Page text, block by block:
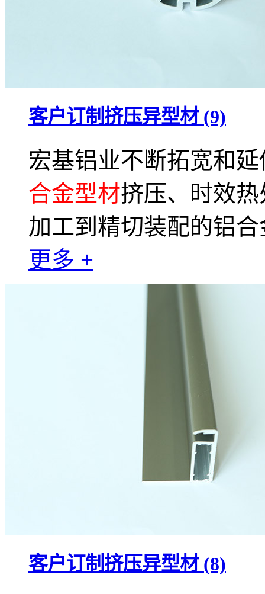
客户订制挤压异型材 (9)
宏基铝业不断拓宽和
合金型材挤压、时效
加工到精切装配的铝
更多 +
客户订制挤压异型材 (8)